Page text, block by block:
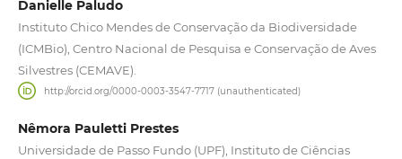
Danielle Paludo
Instituto Chico Mendes de Conservação da Biodiversidade
(ICMBio), Centro Nacional de Pesquisa e Conservação de Aves
Silvestres (CEMAVE).
http://orcid.org/0000-0003-3547-7717 (unauthenticated)
Nêmora Pauletti Prestes
Universidade de Passo Fundo (UPF), Instituto de Ciências